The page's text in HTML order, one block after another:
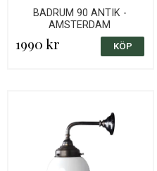
BADRUM 90 ANTIK -
AMSTERDAM
1990 kr